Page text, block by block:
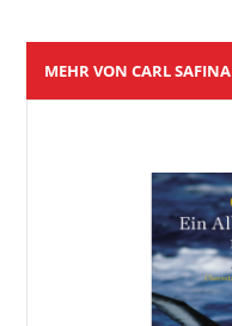
MEHR VON CARL SAFINA